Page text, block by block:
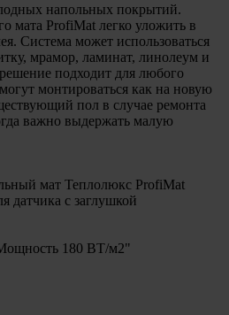
напольных покрытий.
мата ProfiMat легко уложить в
Система может использоваться
мрамор, ламинат, линолеум и
подходит для любого
монтироваться как на новую
пол в случае ремонта
важно выдержать малую
мат Теплолюкс ProfiMat
датчика с заглушкой
180 ВТ/м2"